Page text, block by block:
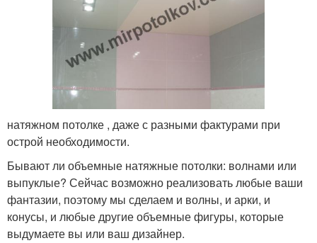
натяжном потолке , даже с разными фактурами при
острой необходимости.
Бывают ли объемные натяжные потолки: волнами или
выпуклые? Сейчас возможно реализовать любые ваши
фантазии, поэтому мы сделаем и волны, и арки, и
конусы, и любые другие объемные фигуры, которые
выдумаете вы или ваш дизайнер.